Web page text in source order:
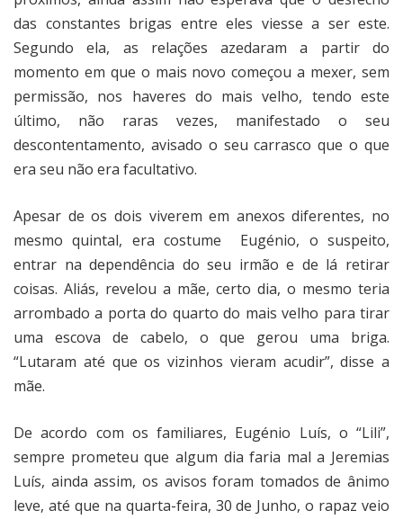
das constantes brigas entre eles viesse a ser este.
Segundo ela, as relações azedaram a partir do
momento em que o mais novo começou a mexer, sem
permissão, nos haveres do mais velho, tendo este
último, não raras vezes, manifestado o seu
descontentamento, avisado o seu carrasco que o que
era seu não era facultativo.
Apesar de os dois viverem em anexos diferentes, no
mesmo quintal, era costume
Eugénio, o suspeito,
entrar na dependência do seu irmão e de lá retirar
coisas. Aliás, revelou a mãe, certo dia, o mesmo teria
arrombado a porta do quarto do mais velho para tirar
uma escova de cabelo, o que gerou uma briga.
“Lutaram até que os vizinhos vieram acudir”, disse a
mãe.
De acordo com os familiares, Eugénio Luís, o “Lili”,
sempre prometeu que algum dia faria mal a Jeremias
Luís, ainda assim, os avisos foram tomados de ânimo
leve, até que na quarta-feira, 30 de Junho, o rapaz veio